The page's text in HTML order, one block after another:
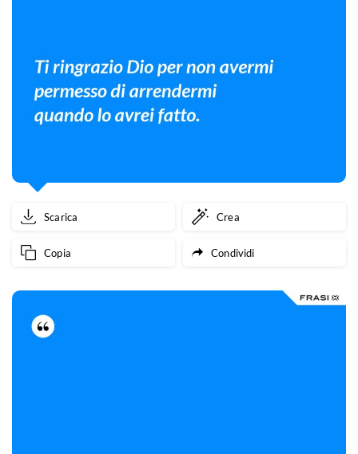
Scarica Crea
Copia Condividi